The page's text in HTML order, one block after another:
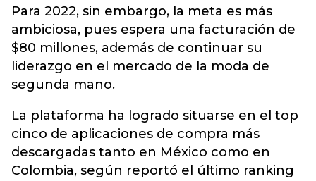
Para 2022, sin embargo, la meta es más
ambiciosa, pues espera una facturación de
$80 millones, además de continuar su
liderazgo en el mercado de la moda de
segunda mano.
La plataforma ha logrado situarse en el top
cinco de aplicaciones de compra más
descargadas tanto en México como en
Colombia, según reportó el último ranking